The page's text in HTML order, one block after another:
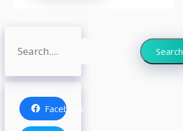
Search Search
Facebook